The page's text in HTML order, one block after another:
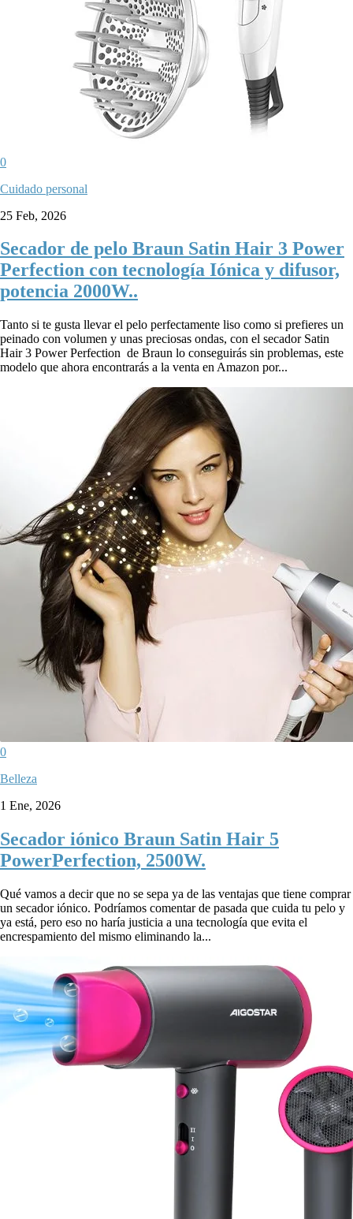
0
Cuidado personal
25 Feb, 2026
Secador de pelo Braun Satin Hair 3 Power
Perfection con tecnología Iónica y difusor,
potencia 2000W..
Tanto si te gusta llevar el pelo perfectamente liso como si prefieres un
peinado con volumen y unas preciosas ondas, con el secador Satin
Hair 3 Power Perfection de Braun lo conseguirás sin problemas, este
modelo que ahora encontrarás a la venta en Amazon por...
0
Belleza
1 Ene, 2026
Secador iónico Braun Satin Hair 5
PowerPerfection, 2500W.
Qué vamos a decir que no se sepa ya de las ventajas que tiene comprar
un secador iónico. Podríamos comentar de pasada que cuida tu pelo y
ya está, pero eso no haría justicia a una tecnología que evita el
encrespamiento del mismo eliminando la...